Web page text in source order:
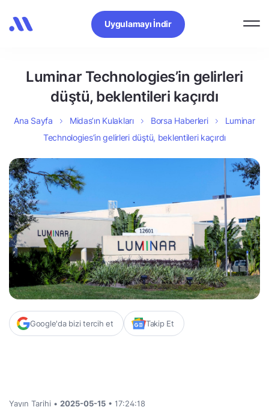
Uygulamayı İndir
Luminar Technologies’in gelirleri
düştü, beklentileri kaçırdı
Ana Sayfa Midas’ın Kulakları Borsa Haberleri
Luminar
Technologies’in gelirleri düştü, beklentileri kaçırdı
Google'da bizi tercih et Takip Et
Yayın Tarihi • 2025-05-15 • 17:24:18